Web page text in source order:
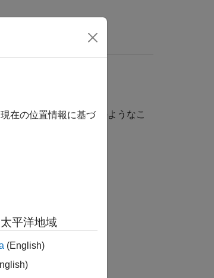
ます。たとえば、次のようなこ
証
在の位置情報に基づ
平洋地域
(English)